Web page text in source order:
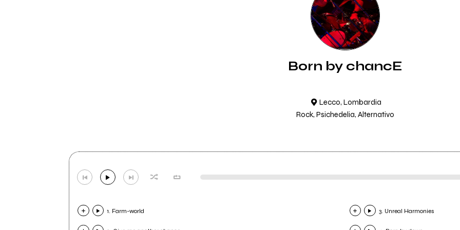
Born by chancE
Lecco, Lombardia
Rock, Psichedelia, Alternativo
1. Farm-world 3. Unreal Harmonies